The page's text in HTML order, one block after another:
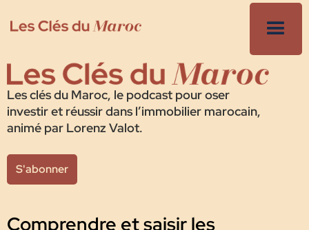
Les clés du Maroc, le podcast pour oser
investir et réussir dans l’immobilier marocain,
animé par Lorenz Valot.
S'abonner
Comprendre et saisir les